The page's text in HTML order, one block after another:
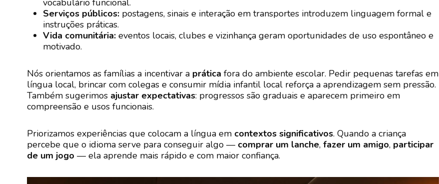
vocabulário funcional.
Serviços públicos: postagens, sinais e interação em transportes introduzem linguagem formal e
instruções práticas.
Vida comunitária: eventos locais, clubes e vizinhança geram oportunidades de uso espontâneo e
motivado.
Nós orientamos as famílias a incentivar a prática fora do ambiente escolar. Pedir pequenas tarefas em
língua local, brincar com colegas e consumir mídia infantil local reforça a aprendizagem sem pressão.
Também sugerimos ajustar expectativas: progressos são graduais e aparecem primeiro em
compreensão e usos funcionais.
Priorizamos experiências que colocam a língua em contextos significativos. Quando a criança
percebe que o idioma serve para conseguir algo — comprar um lanche, fazer um amigo, participar
de um jogo — ela aprende mais rápido e com maior confiança.